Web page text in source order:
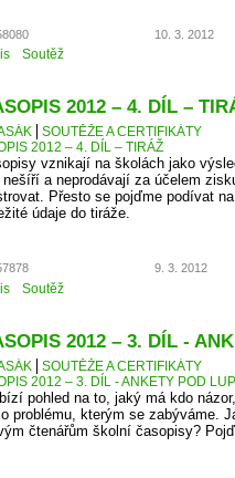
10. 3. 2012
Soutěž
2012 – 4. DÍL –
SOUTĚŽE A CERTIFIKÁTY
2012 – 4. DÍL – TIRÁŽ
vznikají na školách jako
a neprodávají za účelem
Přesto se pojďme podívat
údaje do tiráže.
9. 3. 2012
Soutěž
2012 – 3. DÍL -
SOUTĚŽE A CERTIFIKÁTY
2012 – 3. DÍL - ANKETY POD
pohled na to, jaký má kdo
problému, kterým se zabýváme.
čtenářům školní časopisy?